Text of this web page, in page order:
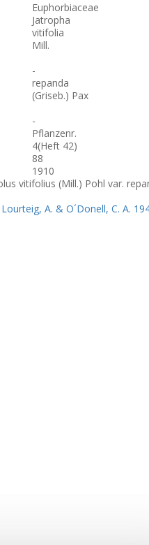
Euphorbiaceae
Jatropha
vitifolia
Mill.
-
repanda
(Griseb.) Pax
-
Pflanzenr.
4(Heft 42)
88
1910
vitifolius (Mill.) Pohl var.
Lourteig, A. & O´Donell, C. A.